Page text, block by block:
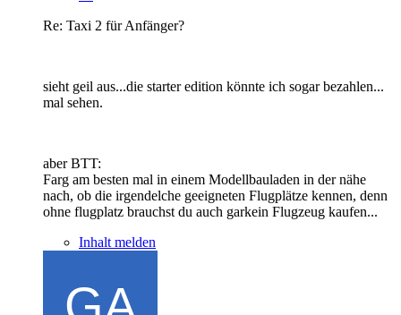
Re: Taxi 2 für Anfänger?
sieht geil aus...die starter edition könnte ich sogar bezahlen...
mal sehen.
aber BTT:
Farg am besten mal in einem Modellbauladen in der nähe
nach, ob die irgendelche geeigneten Flugplätze kennen, denn
ohne flugplatz brauchst du auch garkein Flugzeug kaufen...
Inhalt melden